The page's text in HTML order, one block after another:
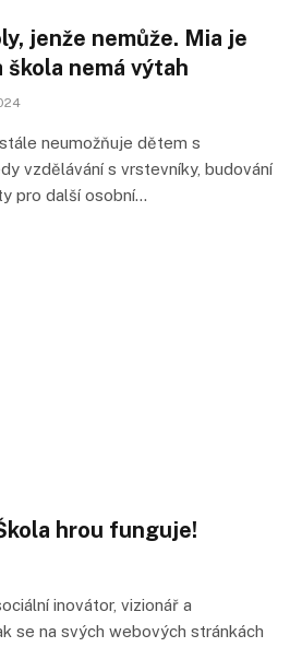
jenže nemůže. Mia je
nemá výtah
neumožňuje dětem s
vzdělávání s vrstevníky, budování
pro další osobní…
hrou funguje!
inovátor, vizionář a
se na svých webových stránkách